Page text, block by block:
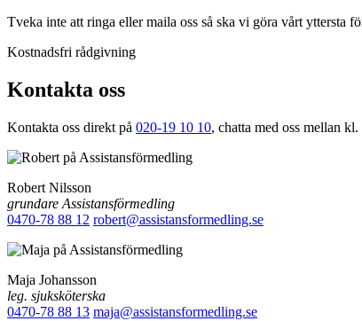
Tveka inte att ringa eller maila oss så ska vi göra vårt yttersta
Kostnadsfri rådgivning
Kontakta oss
Kontakta oss direkt på 020-19 10 10, chatta med oss mellan
Robert Nilsson
grundare Assistansförmedling
0470-78 88 12 robert@assistansformedling.se
Maja Johansson
leg. sjuksköterska
0470-78 88 13 maja@assistansformedling.se